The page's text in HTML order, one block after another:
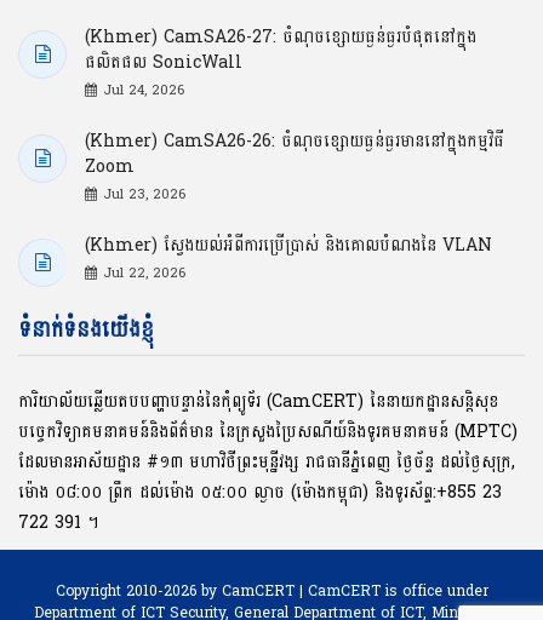
(Khmer) CamSA26-27: ចំណុចខ្សោយធ្ងន់ធ្ងរបំផុតនៅក្នុង
ផលិតផល SonicWall
Jul 24, 2026
(Khmer) CamSA26-26: ចំណុចខ្សោយធ្ងន់ធ្ងរមាននៅក្នុងកម្មវិធី
Zoom
Jul 23, 2026
(Khmer) ស្វែងយល់អំពីការប្រើប្រាស់ និងគោលបំណងនៃ VLAN
Jul 22, 2026
ទំនាក់ទំនងយើងខ្ញុំ
ការិយាល័យឆ្លើយតបបញ្ហាបន្ទាន់នៃកុំព្យូទ័រ (CamCERT) នៃនាយកដ្ឋានសន្តិសុខ
បច្ចេកវិទ្យាគមនាគមន៍និងព័ត៌មាន នៃក្រសួងប្រៃសណីយ៍និងទូរគមនាគមន៍ (MPTC)
ដែលមានអាស័យដ្ឋាន #១៣ មហាវិថីព្រះមុនី្នវង្ស រាជធានីភ្នំពេញ ថ្ងៃច័ន្ទ ដល់ថ្ងៃសុក្រ,
ម៉ោង ០៨:០០ ​ព្រឹក ដល់ម៉ោង ០៥:០០ ល្ងាច (ម៉ោងកម្ពុជា) និងទូរស័ព្ទ:+855 23
722 391 ។
Copyright 2010-2026 by CamCERT | CamCERT is office under
Department of ICT Security, General Department of ICT, Ministry of